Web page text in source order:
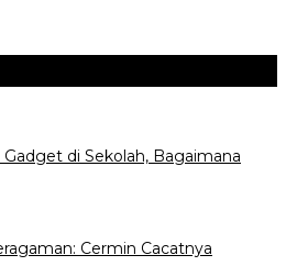
di Sekolah, Bagaimana
Cermin Cacatnya